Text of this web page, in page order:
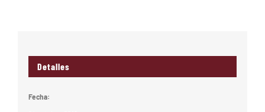
Detalles
Fecha: